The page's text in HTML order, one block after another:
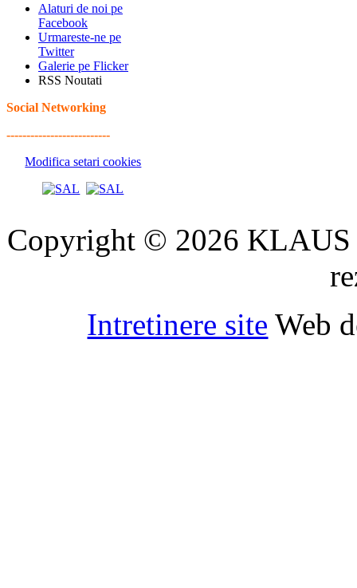
Alaturi de noi pe
Facebook
Urmareste-ne pe
Twitter
Galerie pe Flicker
RSS Noutati
Social Networking
--------------------------
Modifica setari cookies
Copyright © 2026 KLAUS
Intretinere site Web